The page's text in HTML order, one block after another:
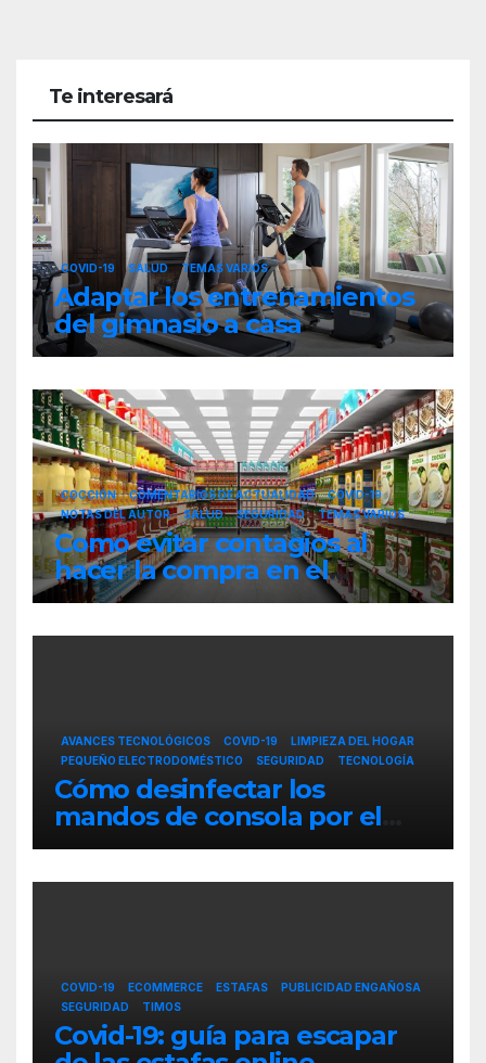
Te interesará
COVID-19 SALUD TEMAS VARIOS
Adaptar los entrenamientos
del gimnasio a casa
COCCIÓN COMENTARIOS DE ACTUALIDAD
COVID-19
NOTAS DEL AUTOR
SALUD SEGURIDAD TEMAS VARIOS
Como evitar contagios al
hacer la compra en el
supermercado
AVANCES TECNOLÓGICOS COVID-19
LIMPIEZA DEL HOGAR
PEQUEÑO ELECTRODOMÉSTICO
SEGURIDAD TECNOLOGÍA
Cómo desinfectar los
mandos de consola por el
coronavirus
COVID-19 ECOMMERCE ESTAFAS
PUBLICIDAD ENGAÑOSA
SEGURIDAD
TIMOS
Covid-19: guía para escapar